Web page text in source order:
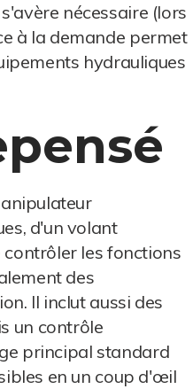
nécessaire (lors
à la demande permet
hydrauliques
d'un volant
les fonctions
des
Il inclut aussi des
un contrôle
principal standard
en un coup d'œil